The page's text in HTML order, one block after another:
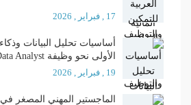
17 , فبراير , 2026
أساسيات تحليل البيانات
الأولى نحو وظيفة Data Analyst
19 , فبراير , 2026
الماجستير المهني المصغر في